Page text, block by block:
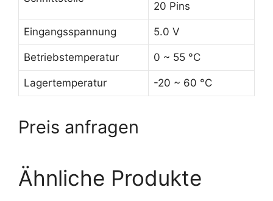
20 Pins
Eingangsspannung 5.0 V
Betriebstemperatur 0 ~ 55 °C
Lagertemperatur -20 ~ 60 °C
Preis anfragen
Ähnliche Produkte